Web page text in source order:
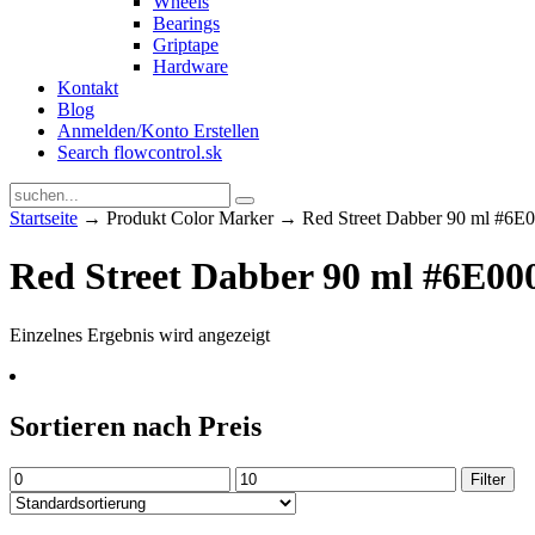
Bearings
Griptape
Hardware
Kontakt
Blog
Anmelden/Konto Erstellen
Search flowcontrol.sk
Startseite → Produkt Color Marker → Red Street Dabber 90 ml
Red Street Dabber 90 ml
Einzelnes Ergebnis wird angezeigt
Sortieren nach Preis
Min.
Preis
Max.
Preis
Filter